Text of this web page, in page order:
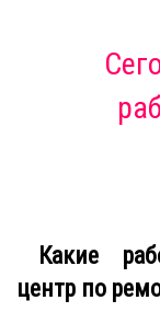
Какие
центр по